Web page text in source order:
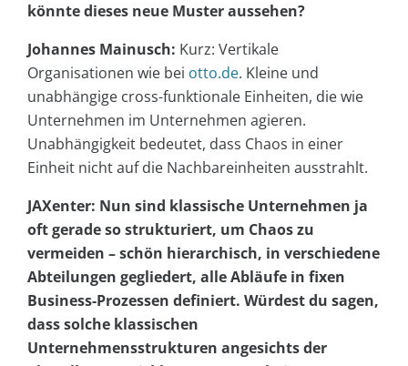
könnte dieses neue Muster aussehen?
Johannes Mainusch: Kurz: Vertikale
Organisationen wie bei otto.de. Kleine und
unabhängige cross-funktionale Einheiten, die wie
Unternehmen im Unternehmen agieren.
Unabhängigkeit bedeutet, dass Chaos in einer
Einheit nicht auf die Nachbareinheiten ausstrahlt.
JAXenter: Nun sind klassische Unternehmen ja
oft gerade so strukturiert, um Chaos zu
vermeiden – schön hierarchisch, in verschiedene
Abteilungen gegliedert, alle Abläufe in fixen
Business-Prozessen definiert. Würdest du sagen,
dass solche klassischen
Unternehmensstrukturen angesichts der